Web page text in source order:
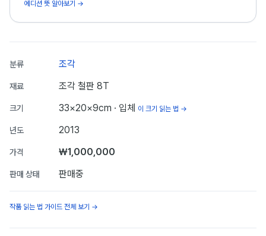
에디션 뜻 알아보기 →
분류 조각
재료 조각 철판 8T
크기 33×20×9cm · 입체 이 크기 읽는 법 →
년도 2013
가격 ₩1,000,000
판매 상태 판매중
작품 읽는 법 가이드 전체 보기 →